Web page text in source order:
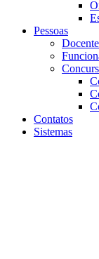
Pessoas
Contatos
Sistemas